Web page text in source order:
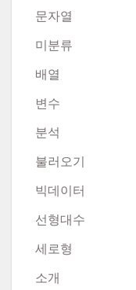
문자열
미분류
배열
변수
분석
불러오기
빅데이터
선형대수
세로형
소개